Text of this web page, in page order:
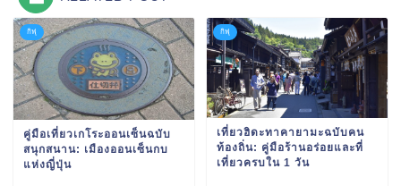
กิฟุ
คู่มือเที่ยวเกโระออนเซ็นฉบับ
สนุกสนาน: เมืองออนเซ็นกบ
แห่งญี่ปุ่น
กิฟุ
เที่ยวฮิดะทาคายามะฉบับคน
ท้องถิ่น: คู่มือร้านอร่อยและที่
เที่ยวครบใน 1 วัน